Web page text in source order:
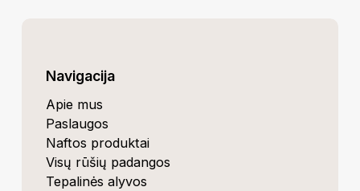
Navigacija
Apie mus
Paslaugos
Naftos produktai
Visų rūšių padangos
Tepalinės alyvos